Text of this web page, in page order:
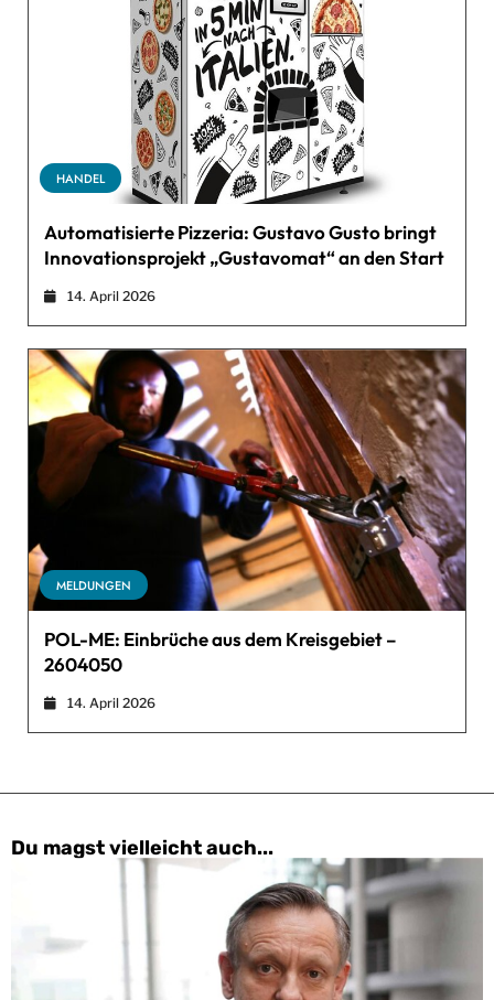
HANDEL
Automatisierte Pizzeria: Gustavo Gusto bringt
Innovationsprojekt „Gustavomat“ an den Start
14. April 2026
MELDUNGEN
POL-ME: Einbrüche aus dem Kreisgebiet –
2604050
14. April 2026
Du magst vielleicht auch...